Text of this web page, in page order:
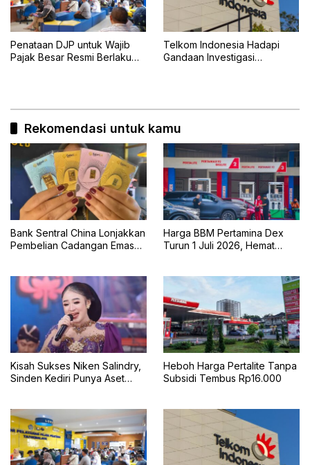
Penataan DJP untuk Wajib
Pajak Besar Resmi Berlaku
Telkom Indonesia Hadapi
Gandaan Investigasi
Rekomendasi untuk kamu
Bank Sentral China Lonjakkan
Pembelian Cadangan Emas
Harga BBM Pertamina Dex
Turun 1 Juli 2026, Hemat
Kisah Sukses Niken Salindry,
Sinden Kediri Punya Aset
Heboh Harga Pertalite Tanpa
Subsidi Tembus Rp16.000